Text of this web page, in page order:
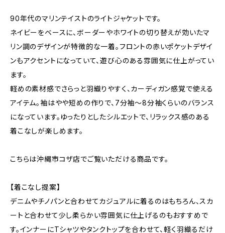
90年代のマリンテイストのライトジャケットです。
ネイビーをベースに、ボーダーやホワイトの切り替えが効いたマ
リン調のデザインが特徴的な一着。フロントの赤いポケットデザイ
ンもアクセントになっていて、遊び心のある雰囲気に仕上がってい
ます。
軽めの素材感でさらっと羽織りやすく、カーディガン感覚で使える
アイテム。袖はやや短めの作りで、7分袖〜8分袖くらいのバランス
になっています。ゆったりとしたシルエットで、リラックス感のある
着こなしが楽しめます。
こちらは沖縄市コザ店でご覧いただける商品です。
【着こなし提案】
デニムやチノパンと合わせてカジュアルに着るのはもちろん、スカ
ートと合わせて少し柔らかい雰囲気に仕上げるのもおすすめで
す。インナーにTシャツやタンクトップを合わせて、軽く羽織るだけ